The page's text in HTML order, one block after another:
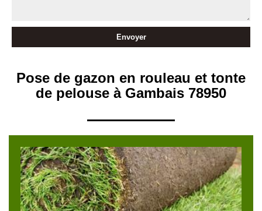
Pose de gazon en rouleau et tonte
de pelouse à Gambais 78950